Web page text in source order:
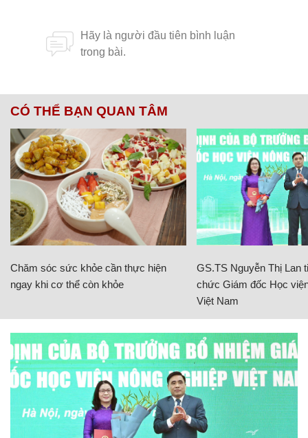
CÓ THỂ BẠN QUAN TÂM
Chăm sóc sức khỏe cần thực hiện
ngay khi cơ thể còn khỏe
GS.TS Nguyễn Thị Lan
chức Giám đốc Học
Việt Nam